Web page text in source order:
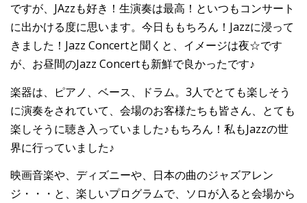
ですが、JAzzも好き！生演奏は最高！といつもコンサート
に出かける度に思います。今日ももちろん！Jazzに浸って
きました！Jazz Concertと聞くと、イメージは夜☆です
が、お昼間のJazz Concertも新鮮で良かったです♪
楽器は、ピアノ、ベース、ドラム。3人でとても楽しそう
に演奏をされていて、会場のお客様たちも皆さん、とても
楽しそうに聴き入っていました♪もちろん！私もJazzの世
界に行っていました♪
映画音楽や、ディズニーや、日本の曲のジャズアレン
ジ・・・と、楽しいプログラムで、ソロが入ると会場から